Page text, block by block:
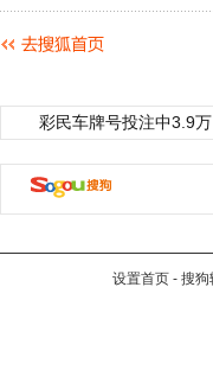
彩民车牌号投注中3.9万
设置首页 - 搜狗